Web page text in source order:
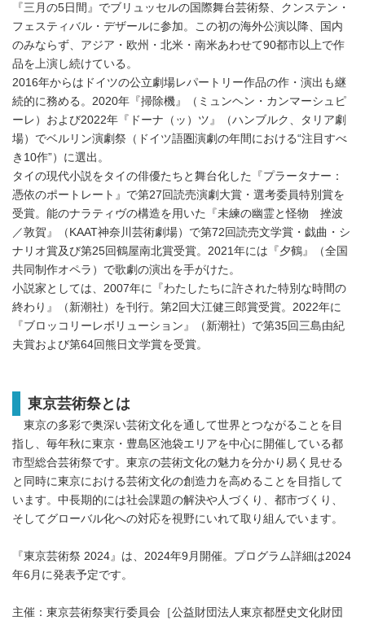
『三月の5日間』でブリュッセルの国際舞台芸術祭、クンステン・
フェスティバル・デザールに参加。この初の海外公演以降、国内
のみならず、アジア・欧州・北米・南米あわせて90都市以上で作
品を上演し続けている。
2016年からはドイツの公立劇場レパートリー作品の作・演出も継
続的に務める。2020年『掃除機』（ミュンヘン・カンマーシュピ
ーレ）および2022年『ドーナ（ッ）ツ』（ハンブルク、タリア劇
場）でベルリン演劇祭（ドイツ語圏演劇の年間における“注目すべ
き10作”）に選出。
タイの現代小説をタイの俳優たちと舞台化した『プラータナー：
憑依のポートレート』で第27回読売演劇大賞・選考委員特別賞を
受賞。能のナラティヴの構造を用いた『未練の幽霊と怪物 挫波
／敦賀』（KAAT神奈川芸術劇場）で第72回読売文学賞・戯曲・シ
ナリオ賞及び第25回鶴屋南北賞受賞。2021年には『夕鶴』（全国
共同制作オペラ）で歌劇の演出を手がけた。
小説家としては、2007年に『わたしたちに許された特別な時間の
終わり』（新潮社）を刊行。第2回大江健三郎賞受賞。2022年に
『ブロッコリーレボリューション』（新潮社）で第35回三島由紀
夫賞および第64回熊日文学賞を受賞。
東京芸術祭とは
東京の多彩で奥深い芸術文化を通して世界とつながることを目
指し、毎年秋に東京・豊島区池袋エリアを中心に開催している都
市型総合芸術祭です。東京の芸術文化の魅力を分かり易く見せる
と同時に東京における芸術文化の創造力を高めることを目指して
います。中長期的には社会課題の解決や人づくり、都市づくり、
そしてグローバル化への対応を視野にいれて取り組んでいます。
『東京芸術祭 2024』は、2024年9月開催。プログラム詳細は2024
年6月に発表予定です。
主催：東京芸術祭実行委員会［公益財団法人東京都歴史文化財団